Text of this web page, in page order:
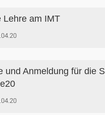
Lehre am IMT
und Anmeldung für die